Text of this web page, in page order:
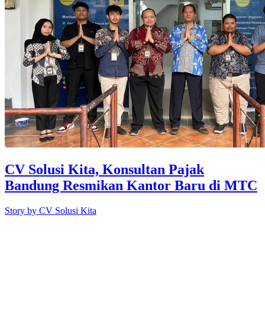
CV Solusi Kita, Konsultan Pajak
Bandung Resmikan Kantor Baru di MTC
Story by CV Solusi Kita